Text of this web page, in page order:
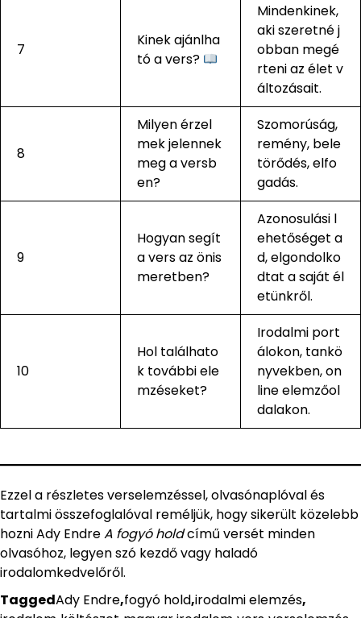
7
Kinek ajánlha
tó a vers?
Mindenkinek,
aki szeretné j
obban megé
rteni az élet v
áltozásait.
8
Milyen érzel
mek jelennek
meg a versb
en?
Szomorúság,
remény, bele
törődés, elfo
gadás.
9
Hogyan segít
a vers az önis
meretben?
Azonosulási l
ehetőséget a
d, elgondolko
dtat a saját él
etünkről.
10
Hol találhato
k további ele
mzéseket?
Irodalmi port
álokon, tankö
nyvekben, on
line elemzőol
dalakon.
Ezzel a részletes verselemzéssel, olvasónaplóval és
tartalmi összefoglalóval reméljük, hogy sikerült közelebb
hozni Ady EndreA fogyó holdcímű versét minden
olvasóhoz, legyen szó kezdő vagy haladó
irodalomkedvelőről.
TaggedAdy Endre,fogyó hold,irodalmi elemzés,